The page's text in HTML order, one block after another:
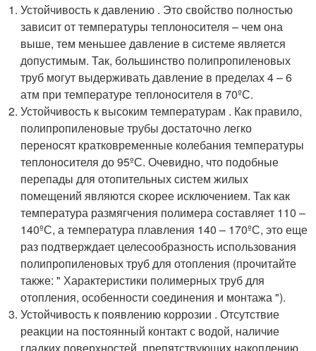
Устойчивость к давлению . Это свойство полностью
зависит от температуры теплоносителя – чем она
выше, тем меньшее давление в системе является
допустимым. Так, большинство полипропиленовых
труб могут выдерживать давление в пределах 4 – 6
атм при температуре теплоносителя в 70ºС.
Устойчивость к высоким температурам . Как правило,
полипропиленовые трубы достаточно легко
переносят кратковременные колебания температуры
теплоносителя до 95ºС. Очевидно, что подобные
перепады для отопительных систем жилых
помещений являются скорее исключением. Так как
температура размягчения полимера составляет 110 –
140ºС, а температура плавления 140 – 170ºС, это еще
раз подтверждает целесообразность использования
полипропиленовых труб для отопления (прочитайте
также: " Характеристики полимерных труб для
отопления, особенности соединения и монтажа ").
Устойчивость к появлению коррозии . Отсутствие
реакции на постоянный контакт с водой, наличие
гладких поверхностей, препятствующих накоплению